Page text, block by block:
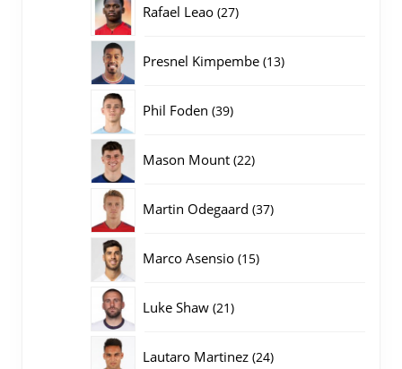
Rafael Leao 2727
Presnel Kimpembe 1313
Phil Foden 3939
Mason Mount 2222
Martin Odegaard 3737
Marco Asensio 1515
Luke Shaw 2121
Lautaro Martinez 2424